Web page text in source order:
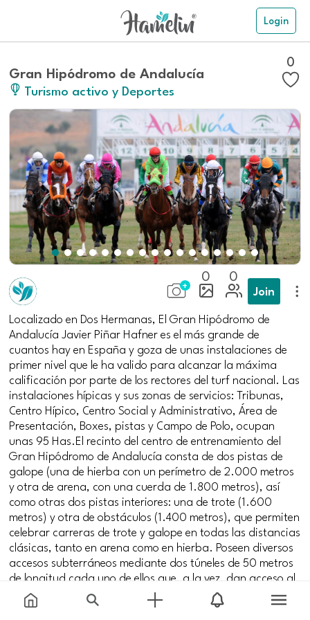
Login
Gran Hipódromo de Andalucía
Turismo activo y Deportes
0
0 0
Join
Localizado en Dos Hermanas, El Gran Hipódromo de
Andalucía Javier Piñar Hafner es el más grande de
cuantos hay en España y goza de unas instalaciones de
primer nivel que le ha valido para alcanzar la máxima
calificación por parte de los rectores del turf nacional. Las
instalaciones hípicas y sus zonas de servicios: Tribunas,
Centro Hípico, Centro Social y Administrativo, Área de
Presentación, Boxes, pistas y Campo de Polo, ocupan
unas 95 Has.El recinto del centro de entrenamiento del
Gran Hipódromo de Andalucía consta de dos pistas de
galope (una de hierba con un perímetro de 2.000 metros
y otra de arena, con una cuerda de 1.800 metros), así
como otras dos pistas interiores: una de trote (1.600
metros) y otra de obstáculos (1.400 metros), que permiten
celebrar carreras de trote y galope en todas las distancias
clásicas, tanto en arena como en hierba. Poseen diversos
accesos subterráneos mediante dos túneles de 50 metros
de longitud cada uno de ellos que, a la vez, dan acceso al
camino de servicio de coche de comisarios, ambulancia y
televisión.Las instalaciones cuentan con dos núcleos de